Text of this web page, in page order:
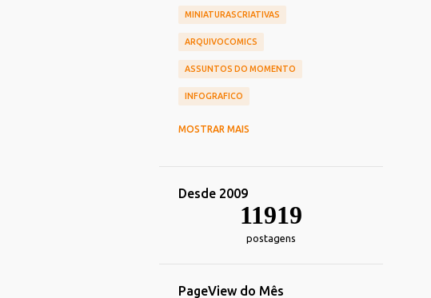
MINIATURASCRIATIVAS
ARQUIVOCOMICS
ASSUNTOS DO MOMENTO
INFOGRAFICO
IMPRESSOS ALIMENTACAO
MOSTRAR MAIS
Desde 2009
11919
postagens
PageView do Mês